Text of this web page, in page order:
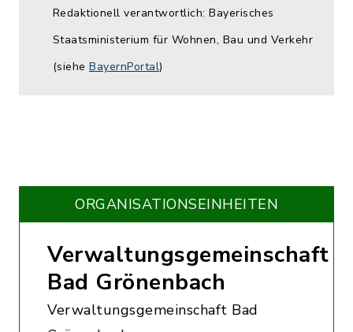
Redaktionell verantwortlich: Bayerisches
Staatsministerium für Wohnen, Bau und Verkehr
(siehe BayernPortal)
ORGANISATIONS­EINHEITEN
Verwaltungsgemeinschaft
Bad Grönenbach
Verwaltungsgemeinschaft Bad